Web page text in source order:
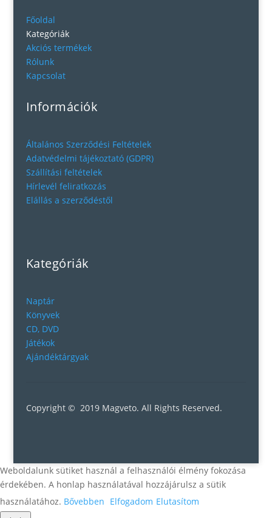
Főoldal
Kategóriák
Akciós termékek
Rólunk
Kapcsolat
Információk
Általános Szerződési Feltételek
Adatvédelmi tájékoztató (GDPR)
Szállítási feltételek
Hírlevél feliratkozás
Elállás a szerződéstől
Kategóriák
Naptár
Könyvek
CD, DVD
Játékok
Ajándéktárgyak
Copyright © 2019 Magveto. All Rights Reserved.
Weboldalunk sütiket használ a felhasználói élmény fokozása
érdekében. A honlap használatával hozzájárulsz a sütik
használatához. Bővebben Elfogadom Elutasítom